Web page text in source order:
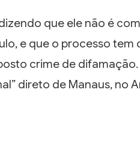
que ele não é
e que o processo tem
crime de difamação.
direto de Manaus, no